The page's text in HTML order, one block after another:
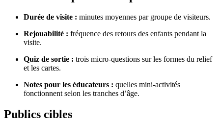
Durée de visite : minutes moyennes par groupe de visiteurs.
Rejouabilité : fréquence des retours des enfants pendant la
visite.
Quiz de sortie : trois micro-questions sur les formes du relief
et les cartes.
Notes pour les éducateurs : quelles mini-activités
fonctionnent selon les tranches d’âge.
Publics cibles